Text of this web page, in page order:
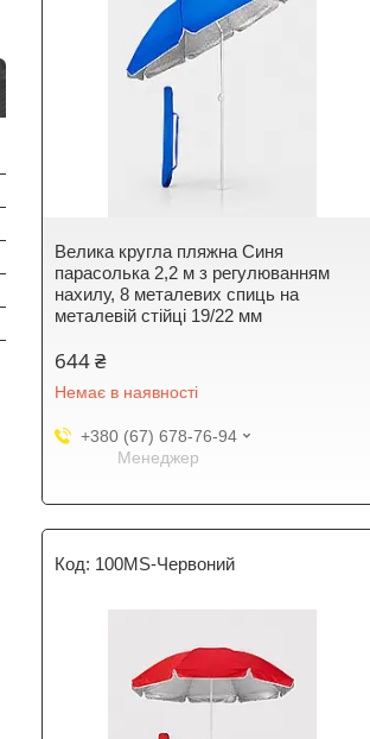
Велика кругла пляжна Синя
парасолька 2,2 м з регулюванням
нахилу, 8 металевих спиць на
металевій стійці 19/22 мм
644 ₴
Немає в наявності
+380 (67) 678-76-94
Менеджер
100MS-Червоний